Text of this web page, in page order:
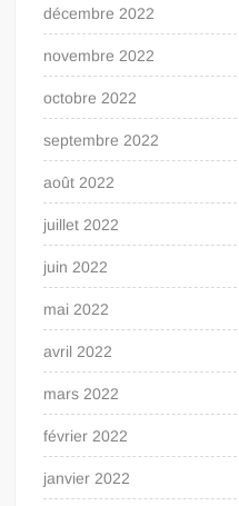
décembre 2022
novembre 2022
octobre 2022
septembre 2022
août 2022
juillet 2022
juin 2022
mai 2022
avril 2022
mars 2022
février 2022
janvier 2022